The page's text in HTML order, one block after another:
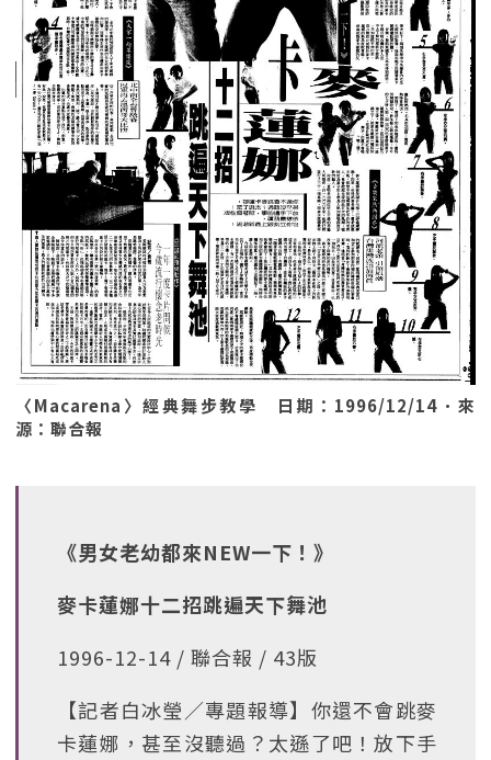
〈Macarena〉經典舞步教學 日期：1996/12/14．來
源：聯合報
《男女老幼都來NEW一下！》
麥卡蓮娜十二招跳遍天下舞池
1996-12-14 / 聯合報 / 43版
【記者白冰瑩／專題報導】你還不會跳麥
卡蓮娜，甚至沒聽過？太遜了吧！放下手